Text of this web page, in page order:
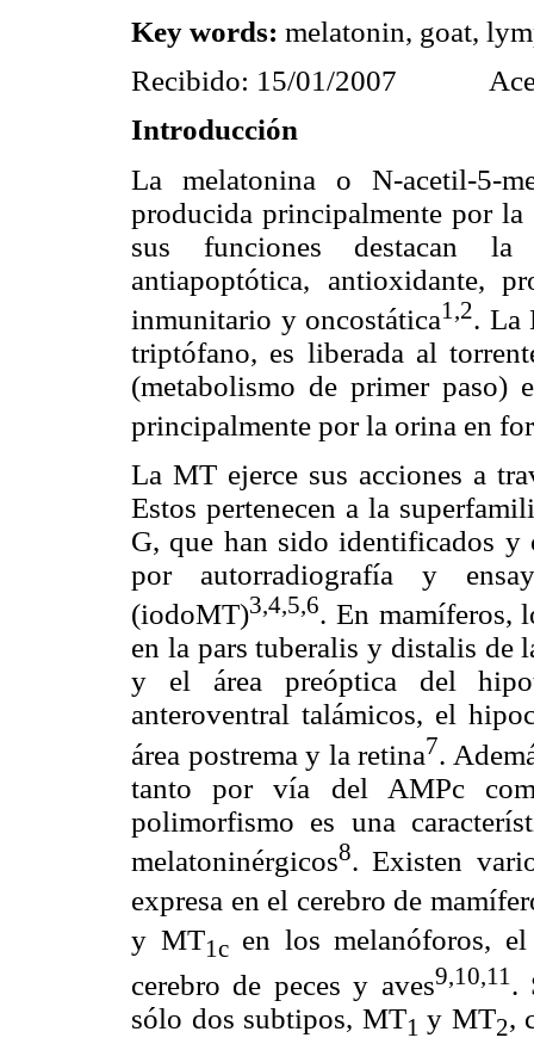
Key words: melatonin, goat,
Recibido: 15/01/2007
Introducción
La melatonina o N-acetil-5-
producida principalmente por
sus funciones destacan la
antiapoptótica, antioxidante,
inmunitario y oncostática1,2. La
triptófano, es liberada al
(metabolismo de primer paso)
principalmente por la orina en
La MT ejerce sus acciones a
Estos pertenecen a la
G, que han sido identificados y
por autorradiografía y
(iodoMT)3,4,5,6. En mamíferos,
en la pars tuberalis y distalis de
y el área preóptica del
anteroventral talámicos, el
área postrema y la retina7.
tanto por vía del AMPc
polimorfismo es una
melatoninérgicos8. Existen
expresa en el cerebro de
y MT1cen los melanóforos,
cerebro de peces y aves9,10,11 .
sólo dos subtipos, MT1 y MT2,